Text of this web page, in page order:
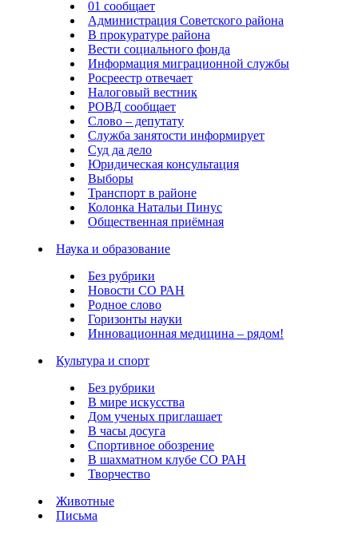
01 сообщает
Администрация Советского района
В прокуратуре района
Вести социального фонда
Информация миграционной службы
Росреестр отвечает
Налоговый вестник
РОВД сообщает
Слово – депутату
Служба занятости информирует
Суд да дело
Юридическая консультация
Выборы
Транспорт в районе
Колонка Натальи Пинус
Общественная приёмная
Наука и образование
Без рубрики
Новости СО РАН
Родное слово
Горизонты науки
Инновационная медицина – рядом!
Культура и спорт
Без рубрики
В мире искусства
Дом ученых приглашает
В часы досуга
Спортивное обозрение
В шахматном клубе СО РАН
Творчество
Животные
Письма